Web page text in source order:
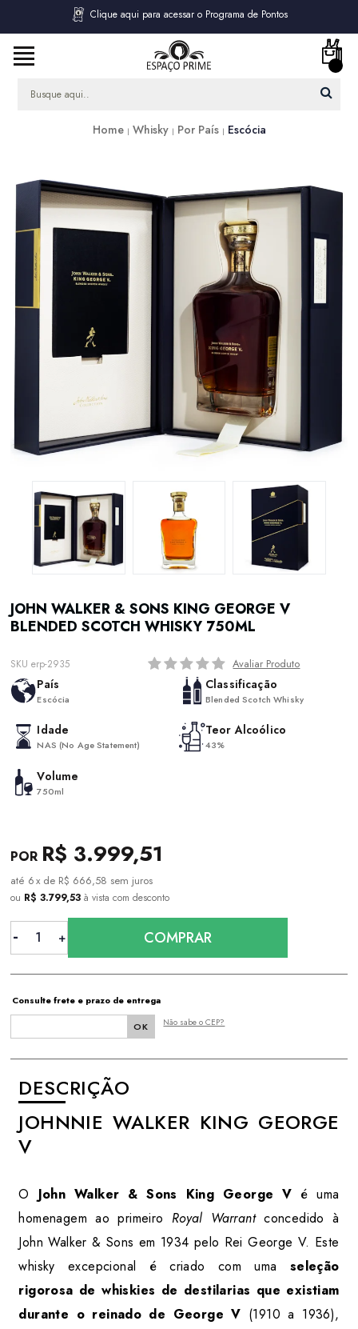
Clique aqui para acessar o Programa de Pontos
Home Whisky Por País Escócia
JOHN WALKER & SONS KING GEORGE V
BLENDED SCOTCH WHISKY 750ML
SKU erp-2935 Avaliar Produto
País
Escócia
Classificação
Blended Scotch Whisky
Idade
NAS (No Age Statement)
Teor Alcoólico
43%
Volume
750ml
R$ 3.999,51
6x de R$ 666,58 sem juros
ou R$ 3.799,53à vista com desconto
COMPRAR
Consulte frete e prazo de entrega
Não sabe o CEP?
DESCRIÇÃO
JOHNNIE WALKER KING GEORGE
V
O John Walker & Sons King George V é uma
homenagem ao primeiro Royal Warrantconcedido à
John Walker & Sons em 1934 pelo Rei George V. Este
whisky excepcional é criado com uma seleção
rigorosa de whiskies de destilarias que existiam
durante o reinado de George V (1910 a 1936),